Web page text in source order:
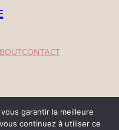
CONTACT
garantir la meilleure
continuez à utiliser ce